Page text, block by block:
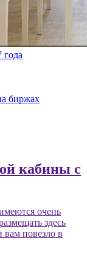
биржах
кабины с
очень
здесь
повезло в